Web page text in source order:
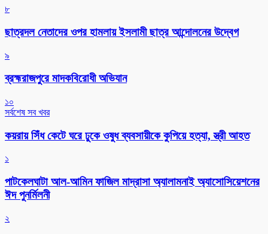
৮
ছাত্রদল নেতাদের ওপর হামলায় ইসলামী ছাত্র আন্দোলনের উদ্বেগ
৯
ব্রহ্মরাজপুরে মাদকবিরোধী অভিযান
১০
সর্বশেষ সব খবর
কয়রায় সিঁধ কেটে ঘরে ঢুকে ওষুধ ব্যবসায়ীকে কুপিয়ে হত্যা, স্ত্রী আহত
১
পাটকেলঘাটা আল-আমিন ফাজিল মাদ্রাসা অ্যালামনাই অ্যাসোসিয়েশনের
ঈদ পুনর্মিলনী
২